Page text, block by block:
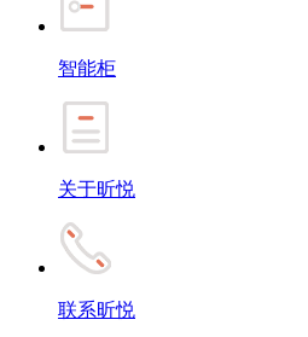
智能柜
关于昕悦
联系昕悦